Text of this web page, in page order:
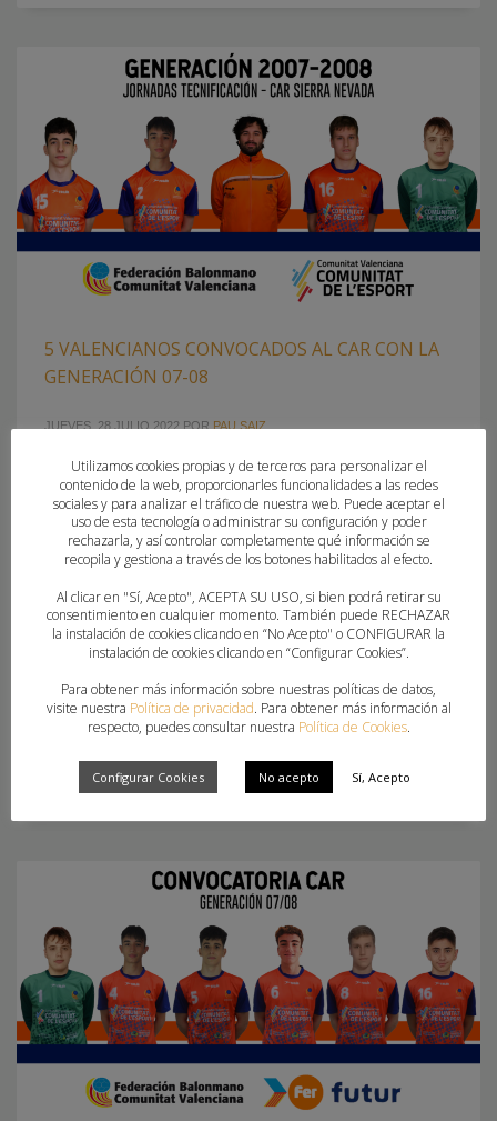
5 VALENCIANOS CONVOCADOS AL CAR CON LA
GENERACIÓN 07-08
JUEVES, 28 JULIO 2022 POR PAU SAIZ
70 jugadores trabajarán en el Centro de Alto Rendimiento de
Sierra Nevada (Granada) entre el 18 y el 25 de septiembre
El Centro de Alto Rendimiento de Sierra Nevada abrirá sus
puertas del 18 al 25 de septiembre para acoger a los 70
el Área Técnica de la Real Federación Española
ETIQUETADO BAJO: ANSELMO COLLADO ,BALONMANO MISLATA,CAR
SIERRA NEVADA ,CARLOS MARTÍN DE BOLAÑOS,CBM ELCHE,
CONVOCATORIAS NACIONALES
BALONMANO AGUSTINOS ALICANTE
,LEVANTE UDBM MARNI
OMAR GARCÍA
Utilizamos cookies propias y de terceros para personalizar el
contenido de la web, proporcionarles funcionalidades a las redes
sociales y para analizar el tráfico de nuestra web. Puede aceptar el
uso de esta tecnología o administrar su configuración y poder
rechazarla, y así controlar completamente qué información se
recopila y gestiona a través de los botones habilitados al efecto.
Al clicar en "Sí, Acepto", ACEPTA SU USO, si bien podrá retirar su
consentimiento en cualquier momento. También puede RECHAZAR
la instalación de cookies clicando en “No Acepto" o CONFIGURAR la
instalación de cookies clicando en “Configurar Cookies”.
Para obtener más información sobre nuestras políticas de datos,
visite nuestra Política de privacidad. Para obtener más información al
respecto, puedes consultar nuestra Política de Cookies.
Configurar Cookies No acepto Sí, Acepto